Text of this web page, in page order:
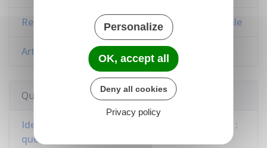
Remboursement des soins par la Sécurité sociale
Artiste-auteur : affiliation et régime social
Questions ? Réponses !
Identification ou affiliation à la Sécurité sociale :
quelles différences ?
Personalize
OK, accept all
Deny all cookies
Privacy policy